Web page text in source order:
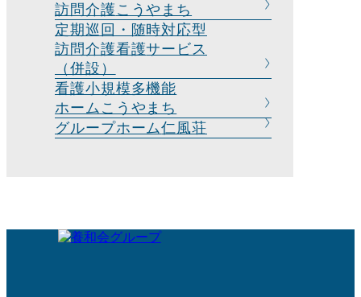
訪問介護 こうやまち
定期巡回・随時対応型
訪問介護看護サービス
（併設）
看護小規模多機能
ホームこうやまち
グループホーム仁風荘